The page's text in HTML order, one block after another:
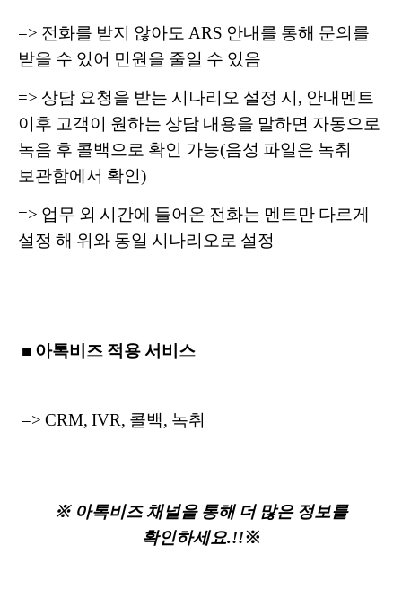
=> 전화를 받지 않아도 ARS 안내를 통해 문의를
받을 수 있어 민원을 줄일 수 있음
=> 상담 요청을 받는 시나리오 설정 시, 안내멘트
이후 고객이 원하는 상담 내용을 말하면 자동으로
녹음 후 콜백으로 확인 가능(음성 파일은 녹취
보관함에서 확인)
=> 업무 외 시간에 들어온 전화는 멘트만 다르게
설정 해 위와 동일 시나리오로 설정
■ 아톡비즈 적용 서비스
=> CRM, IVR, 콜백, 녹취
※ 아톡비즈 채널을 통해 더 많은 정보를
확인하세요.!!※